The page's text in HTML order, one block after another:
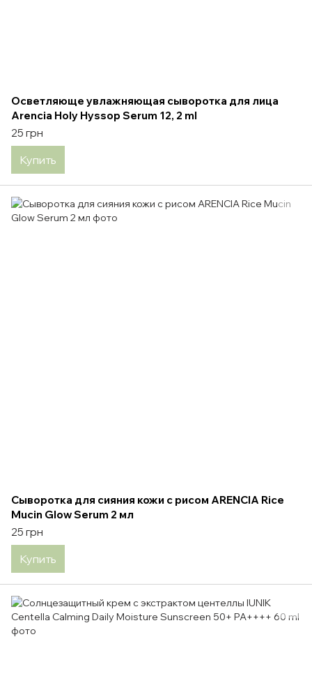
Осветляюще увлажняющая сыворотка для лица
Arencia Holy Hyssop Serum 12, 2 ml
25 грн
Купить
Сыворотка для сияния кожи с рисом ARENCIA Rice
Mucin Glow Serum 2 мл
25 грн
Купить